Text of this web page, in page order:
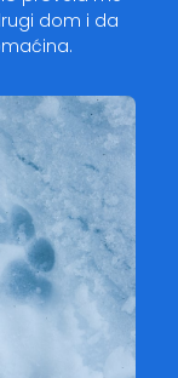
dom i da